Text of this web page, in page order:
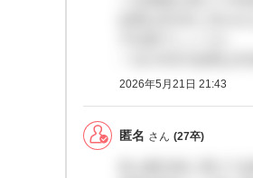
2026年5月21日 21:43
匿名 さん (27卒)